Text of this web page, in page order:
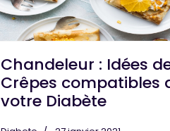
Chandeleur : Idées
Crêpes compatibles
votre Diabète